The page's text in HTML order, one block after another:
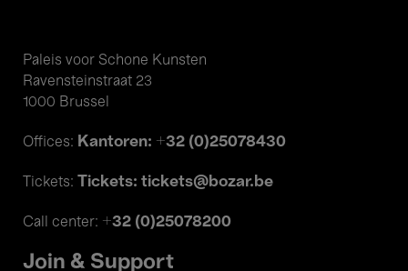
Paleis voor Schone Kunsten
Ravensteinstraat 23
1000 Brussel
Offices: Kantoren: +32 (0)25078430
Tickets: Tickets: tickets@bozar.be
Call center: +32 (0)25078200
Join & Support